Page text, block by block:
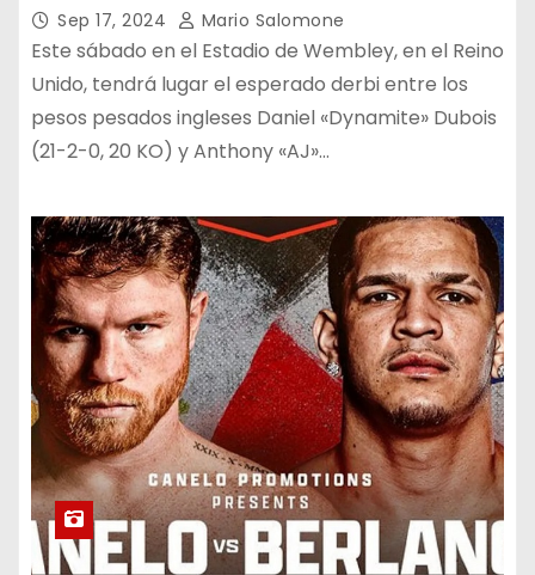
Sep 17, 2024 Mario Salomone
Este sábado en el Estadio de Wembley, en el Reino
Unido, tendrá lugar el esperado derbi entre los
pesos pesados ingleses Daniel «Dynamite» Dubois
(21-2-0, 20 KO) y Anthony «AJ»…